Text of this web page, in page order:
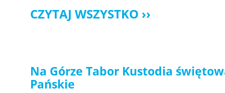
CZYTAJ WSZYSTKO
Na Górze Tabor Kustodia
Pańskie